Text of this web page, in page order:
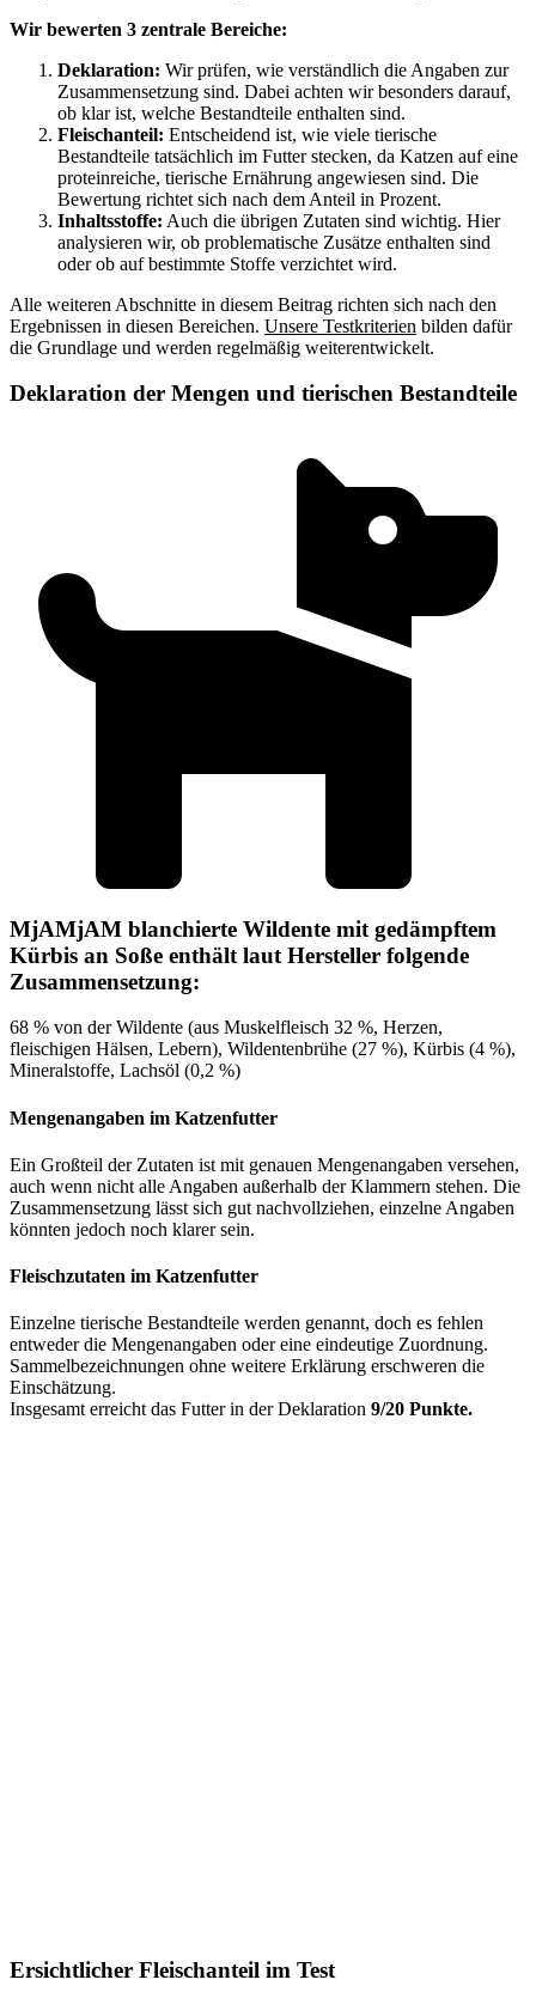
Wir bewerten 3 zentrale Bereiche:
Deklaration: Wir prüfen, wie verständlich die Angaben zur
Zusammensetzung sind. Dabei achten wir besonders darauf,
ob klar ist, welche Bestandteile enthalten sind.
Fleischanteil: Entscheidend ist, wie viele tierische
Bestandteile tatsächlich im Futter stecken, da Katzen auf eine
proteinreiche, tierische Ernährung angewiesen sind. Die
Bewertung richtet sich nach dem Anteil in Prozent.
Inhaltsstoffe: Auch die übrigen Zutaten sind wichtig. Hier
analysieren wir, ob problematische Zusätze enthalten sind
oder ob auf bestimmte Stoffe verzichtet wird.
Alle weiteren Abschnitte in diesem Beitrag richten sich nach den
Ergebnissen in diesen Bereichen. Unsere Testkriterien bilden dafür
die Grundlage und werden regelmäßig weiterentwickelt.
Deklaration der Mengen und tierischen Bestandteile
MjAMjAM blanchierte Wildente mit gedämpftem
Kürbis an Soße enthält laut Hersteller folgende
Zusammensetzung:
68 % von der Wildente (aus Muskelfleisch 32 %, Herzen,
fleischigen Hälsen, Lebern), Wildentenbrühe (27 %), Kürbis (4 %),
Mineralstoffe, Lachsöl (0,2 %)
Mengenangaben im Katzenfutter
Ein Großteil der Zutaten ist mit genauen Mengenangaben versehen,
auch wenn nicht alle Angaben außerhalb der Klammern stehen. Die
Zusammensetzung lässt sich gut nachvollziehen, einzelne Angaben
könnten jedoch noch klarer sein.
Fleischzutaten im Katzenfutter
Einzelne tierische Bestandteile werden genannt, doch es fehlen
entweder die Mengenangaben oder eine eindeutige Zuordnung.
Sammelbezeichnungen ohne weitere Erklärung erschweren die
Einschätzung.
Insgesamt erreicht das Futter in der Deklaration 9/20 Punkte.
Ersichtlicher Fleischanteil im Test